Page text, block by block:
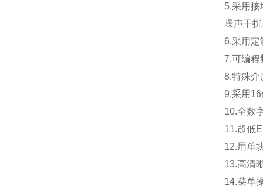
5.采用接
噪声干
6.采用定
7.可编程
8.特殊介
9.采用
10.全数
11.超低
12.用单
13.高清
14.菜单